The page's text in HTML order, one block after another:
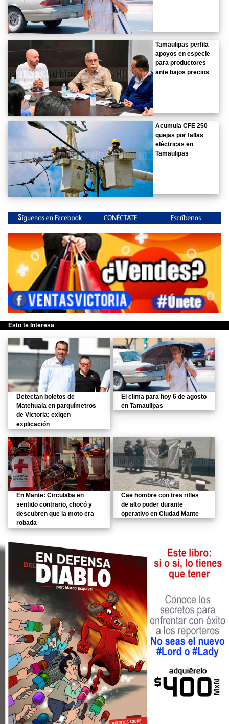
Tamaulipas perfila
apoyos en especie
para productores
ante bajos precios
Acumula CFE 250
quejas por fallas
eléctricas en
Tamaulipas
Esto te Interesa
Detectan boletos de
Matehuala en parquímetros
de Victoria; exigen
explicación
El clima para hoy 6 de agosto
en Tamaulipas
En Mante: Circulaba en
sentido contrario, chocó y
descubren que la moto era
robada
Cae hombre con tres rifles
de alto poder durante
operativo en Ciudad Mante